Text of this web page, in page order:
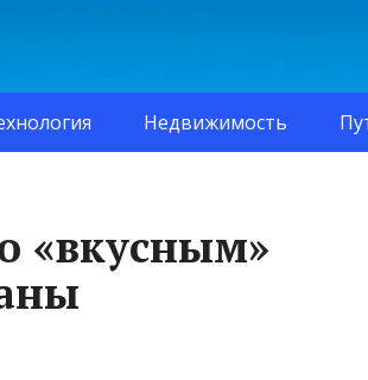
Недвижимость
«вкусным»